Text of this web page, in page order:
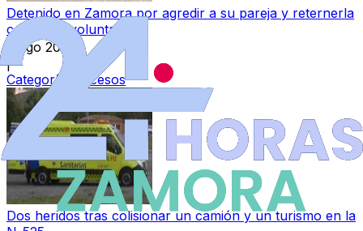
Detenido en Zamora por agredir a su pareja y reternerla
contra su voluntad
6 ago 2026
|
Categoría:
Sucesos
Dos heridos tras colisionar un camión y un turismo en la